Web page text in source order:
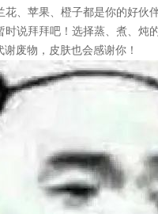
花、苹果、橙子都是你的好伙
说拜拜吧！选择蒸、煮、炖
废物，皮肤也会感谢你！